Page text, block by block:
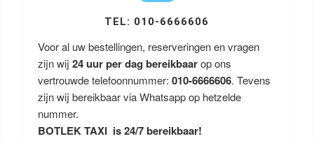
TEL: 010-6666606
Voor al uw bestellingen, reserveringen en vragen
zijn wij 24 uur per dag bereikbaarop ons
vertrouwde telefoonnummer: 010-6666606. Tevens
zijn wij bereikbaar via Whatsapp op hetzelde
nummer.
BOTLEK TAXI is 24/7 bereikbaar!